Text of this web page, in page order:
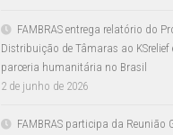
FAMBRAS entrega relatório do
Distribuição de Tâmaras ao KSrelief
parceria humanitária no Brasil
2 de junho de 2026
FAMBRAS participa da Reunião